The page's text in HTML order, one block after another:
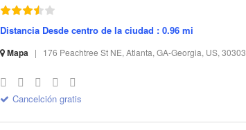
Distancia Desde centro de la ciudad : 0.96 mi
Mapa | 176 Peachtree St NE, Atlanta, GA-Georgia, US, 30303
Cancelción gratis